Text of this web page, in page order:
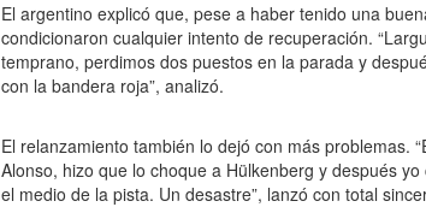
El argentino explicó que, pese a haber tenido una
condicionaron cualquier intento de recuperación.
temprano, perdimos dos puestos en la parada y
con la bandera roja”, analizó.
El relanzamiento también lo dejó con más problemas.
Alonso, hizo que lo choque a Hülkenberg y después
el medio de la pista. Un desastre”, lanzó con total